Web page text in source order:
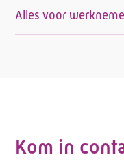
Alles voor
Kom in